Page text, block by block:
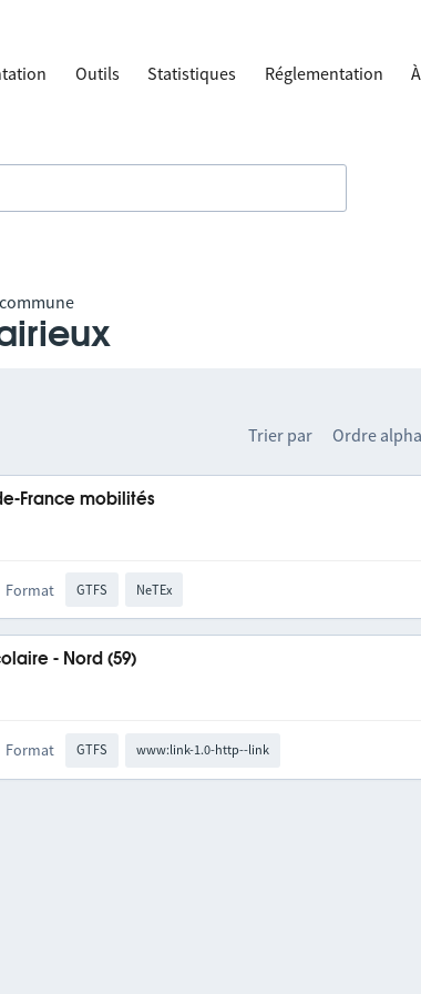
Outils Statistiques Réglementation
commune
Trier par Ordre
France mobilités
Format GTFS NeTEx
- Nord (59)
Format GTFS www:link-1.0-http--link